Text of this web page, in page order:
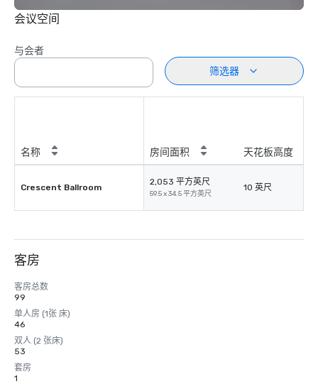
会议空间
与会者
筛选器
名称 房间面积 天花板高度
Crescent Ballroom
2,053 平方英尺
59.5 x 34.5 平方英尺
10 英尺
客房
客房总数
99
单人房 (1张 床)
46
双人 (2 张床)
53
套房
1